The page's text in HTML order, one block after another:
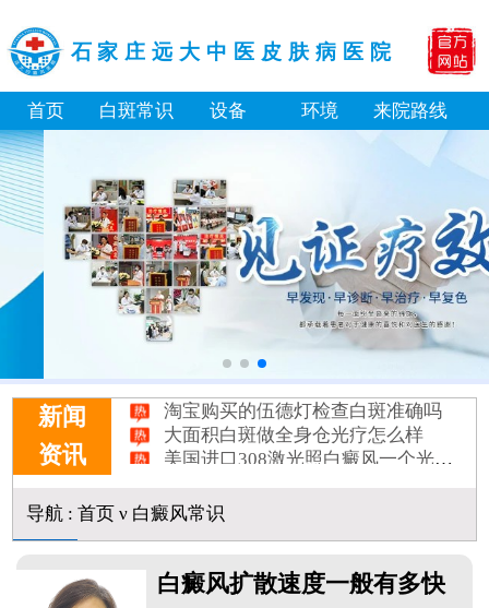
石家庄远大中医皮肤病医院
首页 白斑常识 设备 环境 来院路线
新闻
资讯
淘宝购买的伍德灯检查白斑准确吗
大面积白斑做全身仓光疗怎么样
美国进口308激光照白癜风一个光斑大概费用多少
小孩膝盖上有白色的点点摸着光滑怎么回事
伍德灯下白斑比肉眼看到的更大正常吗
皮肤ct检测白斑对治疗有什么作用
导航: 首页ν 白癜风常识
白癜风扩散速度一般有多快